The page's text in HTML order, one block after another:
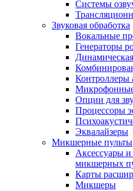
Системы
Звуковая обработка
Вокальные
Генераторы
Контроллеры
Опции для
Процессоры
Эквалайзеры
Микшерные пульты
Аксессуары
микшерных
Карты
Микшеры